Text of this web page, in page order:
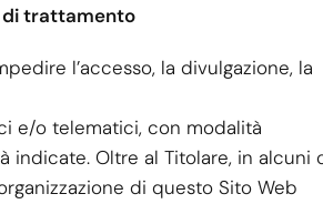
di trattamento
l’accesso, la divulgazione, la
e/o telematici, con modalità
Oltre al Titolare, in alcuni
di questo Sito Web